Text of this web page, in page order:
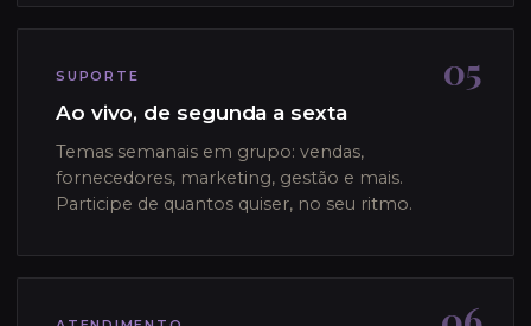
05
SUPORTE
Ao vivo, de segunda a sexta
Temas semanais em grupo: vendas,
fornecedores, marketing, gestão e mais.
Participe de quantos quiser, no seu ritmo.